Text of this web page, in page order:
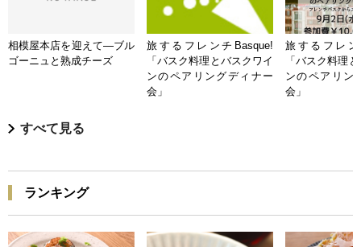
相模屋本店を迎えて―ブル
ゴーニュと熟成チーズ
旅するフレンチBasque!
「バスク料理とバスクワイ
ンのペアリングディナー
会」
旅するフレン
「バスク料理
ンのペアリン
会」
すべて見る
ランキング